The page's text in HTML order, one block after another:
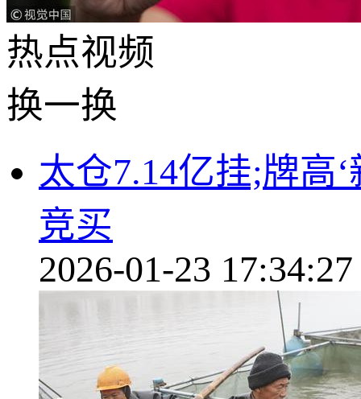
热点视频
换一换
太仓7.14亿挂;牌高
竞买
2026-01-23 17:34:27